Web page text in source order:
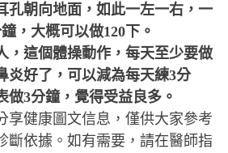
孔朝向地面，如此一左一右，一
，大概可以做120下。
，這個體操動作，每天至少要做
炎好了，可以減為每天練3分
做3分鐘，覺得受益良多。
享健康圖文信息，僅供大家參考
斷依據。如有需要，請在醫師指